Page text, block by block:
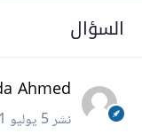
السؤال
Ahmed
نشر5 يوليو 2021